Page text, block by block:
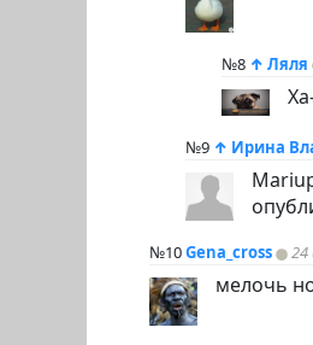
№8 ↑ Ляля
№9 ↑ Ирина
№10Gena_cross 24
мелочь